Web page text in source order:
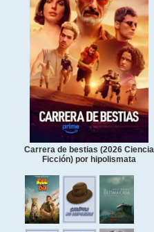
Carrera de bestias (2026 Ciencia
Ficción) por hipolismata